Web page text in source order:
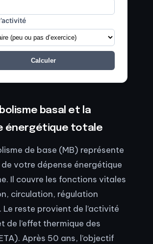
Calculer
basal et la
énergétique totale
de base (MB) représente
votre dépense énergétique
Il couvre les fonctions vitales
circulation, régulation
Le reste provient de l’activité
de l’effet thermique des
Après 50 ans, l’objectif